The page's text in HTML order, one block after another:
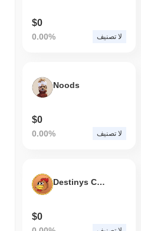
$0
0.00% لا تصنيف
Noods
$0
0.00% لا تصنيف
Destinys Chicken
$0